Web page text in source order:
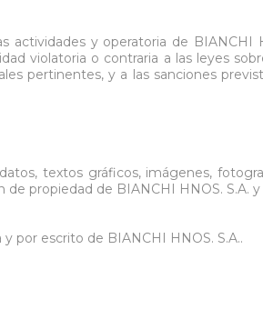
y operatoria de BIANCHI
violatoria o contraria a las leyes
pertinentes, y a las sanciones
textos gráficos, imágenes,
propiedad de BIANCHI HNOS. S.A.
por escrito de BIANCHI HNOS. S.A..